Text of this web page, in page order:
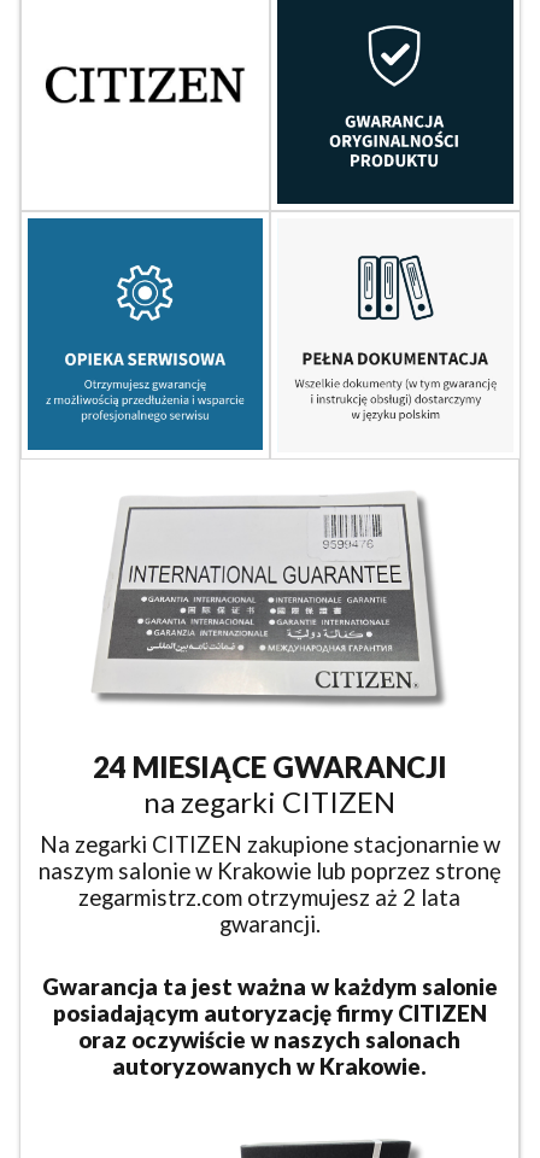
24 MIESIĄCE GWARANCJI
na zegarki CITIZEN
Na zegarki CITIZEN zakupione stacjonarnie w
naszym salonie w Krakowie lub poprzez stronę
zegarmistrz.com otrzymujesz aż 2 lata
gwarancji.
Gwarancja ta jest ważna w każdym salonie
posiadającym autoryzację firmy CITIZEN
oraz oczywiście w naszych salonach
autoryzowanych w Krakowie.